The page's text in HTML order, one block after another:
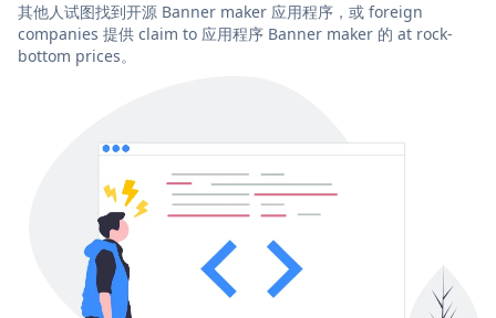
其他人试图找到开源 Banner maker 应用程序，或 foreign
companies 提供 claim to 应用程序 Banner maker 的 at rock-
bottom prices。